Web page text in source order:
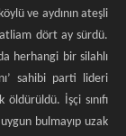
ve aydının ateşli
dört ay sürdü.
herhangi bir silahlı
sahibi parti lideri
İşçi sınıfı
bulmayıp uzak